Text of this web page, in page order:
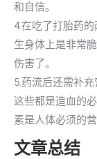
和自信。
4.在吃了打胎药
生身体上是非常
伤害了。
5.药流后还需补
这些都是造血的
素是人体必须的营
文章总结